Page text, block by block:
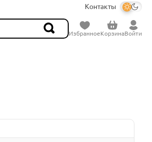
Контакты
ИзбранноеКорзинаВойти